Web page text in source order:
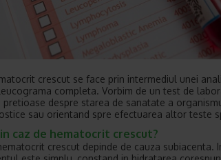
crescut se face prin intermediul unei
completa. Vorbim de un test de
despre starea de sanatate a
sau orientand spre efectuarea altor teste
caz de hematocrit crescut?
crescut depinde de cauza subiacenta.